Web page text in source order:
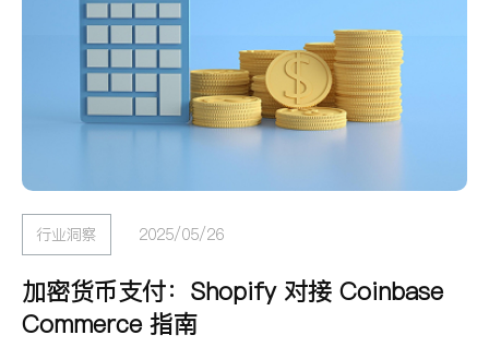
行业洞察 2025/05/26
加密货币支付：Shopify 对接 Coinbase
Commerce 指南